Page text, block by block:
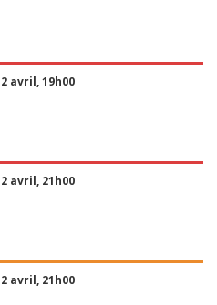
avril, 19h00
avril, 21h00
avril, 21h00